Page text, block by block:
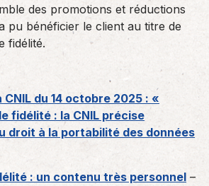
des promotions et réductions
pu bénéficier le client au titre de
fidélité.
du 14 octobre 2025 : «
fidélité : la CNIL précise
droit à la portabilité des données
: un contenu très personnel –